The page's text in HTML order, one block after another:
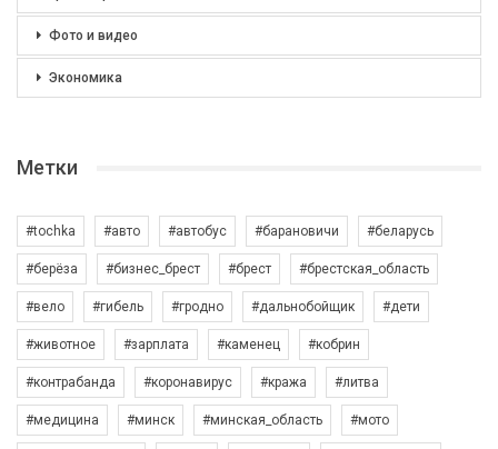
Фото и видео
Экономика
Метки
#tochka #авто #автобус #барановичи #беларусь
#берёза #бизнес_брест #брест #брестская_область
#вело #гибель #гродно #дальнобойщик #дети
#животное #зарплата #каменец #кобрин
#контрабанда #коронавирус #кража #литва
#медицина #минск #минская_область #мото